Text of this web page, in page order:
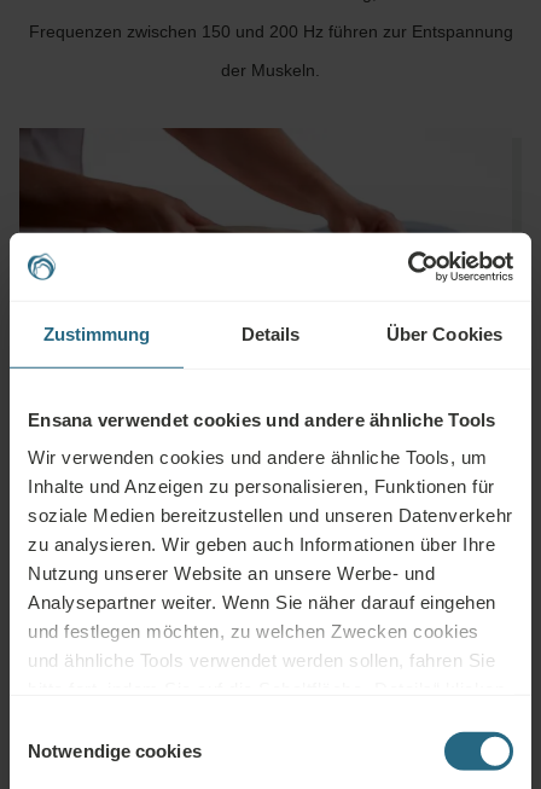
Zustimmung Details Über Cookies
Ensana verwendet cookies und andere ähnliche Tools
Wir verwenden cookies und andere ähnliche Tools, um
Inhalte und Anzeigen zu personalisieren, Funktionen für
soziale Medien bereitzustellen und unseren Datenverkehr
zu analysieren. Wir geben auch Informationen über Ihre
Nutzung unserer Website an unsere Werbe- und
Analysepartner weiter. Wenn Sie näher darauf eingehen
und festlegen möchten, zu welchen Zwecken cookies
und ähnliche Tools verwendet werden sollen, fahren Sie
Schaltfläche „Alle aktivieren“ fort.
Notwendige cookies
Frequenzen zwischen 150 und 200 Hz führen zur Entspannung
der Muskeln.
Fragen
Bitte kontaktieren Sie uns, wenn Sie Fragen zu unseren Ensana-Hotels oder
Dienstleistungen haben. Für Fragen und Antworten im Zusammenhang mit